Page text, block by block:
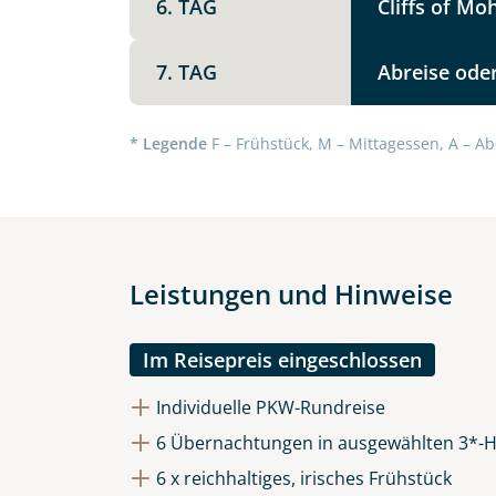
6. TAG Cliffs of
7. TAG Abreise
* Legende F – Frühstück, M – Mittagessen, A –
Leistungen und Hinweise
Im Reisepreis eingeschlossen
Individuelle PKW-Rundreise
6 Übernachtungen in ausgewählten 3*-
6 x reichhaltiges, irisches Frühstück
Datenschutz & Transparenz
Die Anfrage wird via SSL